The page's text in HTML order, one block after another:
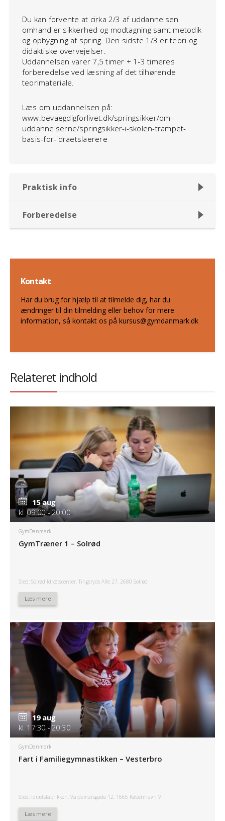
Du kan forvente at cirka 2/3 af uddannelsen
omhandler sikkerhed og modtagning samt metodik
og opbygning af spring. Den sidste 1/3 er teori og
didaktiske overvejelser.
Uddannelsen varer 7,5 timer + 1-3 timeres
forberedelse ved læsning af det tilhørende
teorimateriale.
Læs om uddannelsen på:
www.bevaegdigforlivet.dk/springsikker/om-
uddannelserne/springsikker-i-skolen-trampet-
basis-for-idraetslaerere
Praktisk info
Forberedelse
Kontakt
Har du brug for hjælp til at tilmelde dig, har du
ændringer til din tilmelding eller behov for mere
information, så kontakt os på kursus@gymdanmark.dk
Relateret indhold
15 aug
kl. 09:00 - 20:00
GymDanmark
GymTræner 1 – Solrød
Sted: Solrød Idrætscenter, Tingsryds Alle 27, 2680 Solrød
Læs mere
19 aug
kl. 17:30 - 20:30
GymDanmark
Fart i Familiegymnastikken – Vesterbro
Sted: Idrætsfabrikken, Valdemarsgade 12, 1665 København V
Læs mere